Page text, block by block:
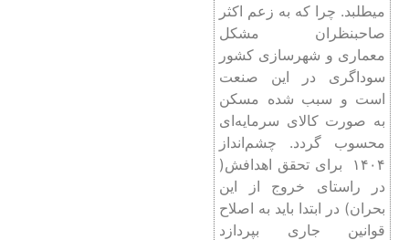
میطلبد. چرا که به زعم اکثر
صاحبنظران مشکل
معماری و شهرسازی کشور
سوداگری در این صنعت
است و سبب شده مسکن
به صورت کالای سرمایه‌ای
محسوب گردد. چشم‌انداز
۱۴۰۴ برای تحقق اهدافش(
در راستای خروج از این
بحران) در ابتدا باید به اصلاح
قوانین جاری بپردازد